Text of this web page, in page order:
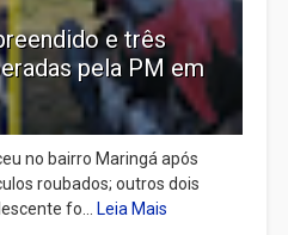
e três
pela PM em
no bairro Maringá após
roubados; outros dois
fo...
Leia Mais